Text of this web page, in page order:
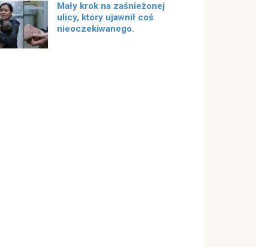
Mały krok na zaśnieżonej
ulicy, który ujawnił coś
nieoczekiwanego.